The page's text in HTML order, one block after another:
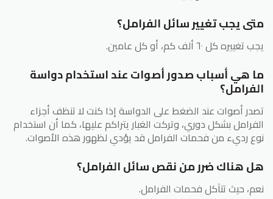
متى يجب تغيير سائل الفرامل؟
يجب تغييره كل ٦٠ ألف كم، أو كل عامين.
ما هي أسباب صدور أصوات عند استخدام دواسة
الفرامل؟
تصدر أصوات عند الضغط على الدواسة إذا كنت لا تنظف أجزاء
الفرامل بشكل دوري، وتركت الغبار يتراكم عليها، كما أن استخدام
نوع رديء من فحمات الفرامل قد يؤدي لظهور هذه الأصوات.
هل هناك ضرر من نقص سائل الفرامل؟
نعم، حيث تتآكل فحمات الفرامل.